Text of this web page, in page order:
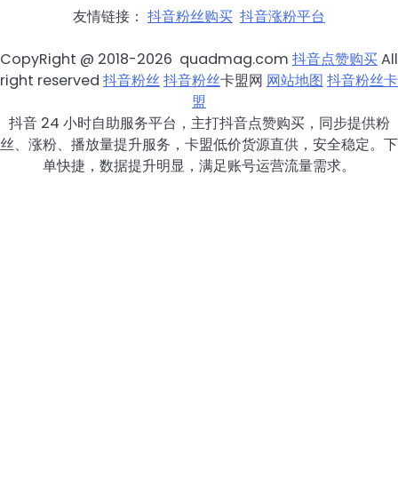
友情链接： 抖音粉丝购买 抖音涨粉平台
CopyRight @ 2018-2026 quadmag.com 抖音点赞购买All
right reserved 抖音粉丝抖音粉丝卡盟网 网站地图 抖音粉丝卡
盟
抖音 24 小时自助服务平台，主打抖音点赞购买，同步提供粉
丝、涨粉、播放量提升服务，卡盟低价货源直供，安全稳定。下
单快捷，数据提升明显，满足账号运营流量需求。